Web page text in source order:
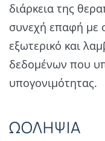
διάρκεια της
συνεχή επαφή με
εξωτερικό και
δεδομένων που
υπογονιμότητας.
ΩΟΛΗΨΙΑ